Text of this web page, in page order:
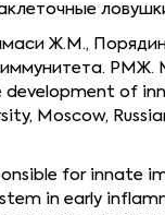
Ж.М.,
РМЖ.
of
Moscow,
for innate
in early